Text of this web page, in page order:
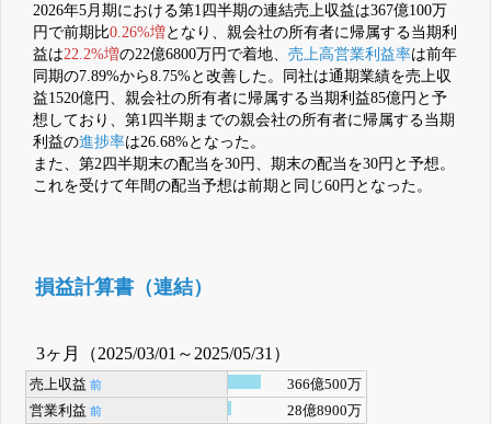
2026年5月期における第1四半期の連結売上収益は367億100万
円で前期比0.26%増となり、親会社の所有者に帰属する当期利
益は22.2%増の22億6800万円で着地、売上高営業利益率は前年
同期の7.89%から8.75%と改善した。同社は通期業績を売上収
益1520億円、親会社の所有者に帰属する当期利益85億円と予
想しており、第1四半期までの親会社の所有者に帰属する当期
利益の進捗率は26.68%となった。
また、第2四半期末の配当を30円、期末の配当を30円と予想。
これを受けて年間の配当予想は前期と同じ60円となった。
損益計算書（連結）
3ヶ月（2025/03/01～2025/05/31）
売上収益前
366億500万
営業利益前
28億8900万